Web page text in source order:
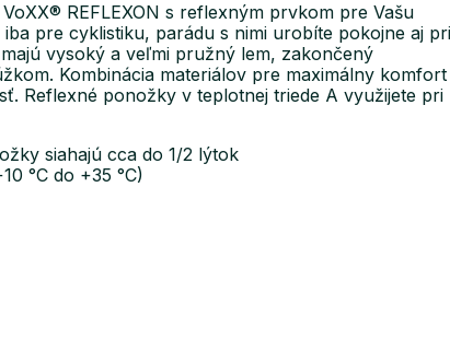
REFLEXON s reflexným prvkom pre Vašu
pre cyklistiku, parádu s nimi urobíte pokojne aj pri
vysoký a veľmi pružný lem, zakončený
Kombinácia materiálov pre maximálny komfort
Reflexné ponožky v teplotnej triede A využijete pri
siahajú cca do 1/2 lýtok
°C do +35 °C)